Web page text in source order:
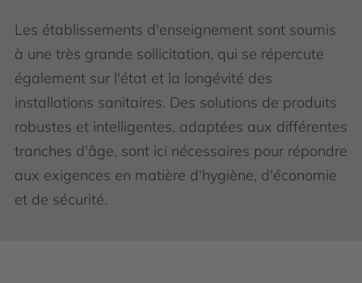
Les établissements d'enseignement sont soumis
à une très grande sollicitation, qui se répercute
également sur l'état et la longévité des
installations sanitaires. Des solutions de produits
robustes et intelligentes, adaptées aux différentes
tranches d'âge, sont ici nécessaires pour répondre
aux exigences en matière d'hygiène, d'économie
et de sécurité.